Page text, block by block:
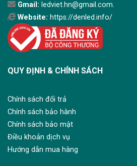
Gmail: ledviet.hn@gmail.com.
Website: https://denled.info/
QUY ĐỊNH & CHÍNH SÁCH
Chính sách đổi trả
Chính sách bảo hành
Chính sách bảo mật
Điều khoản dịch vụ
Hướng dẫn mua hàng